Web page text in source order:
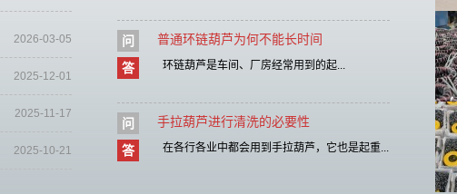
2026-03-05
2025-12-01
2025-11-17
2025-10-21
问
普通环链葫芦为何不能长时间
答
环链葫芦是车间、厂房经常用到的起...
问
手拉葫芦进行清洗的必要性
答
在各行各业中都会用到手拉葫芦，它也是起重...